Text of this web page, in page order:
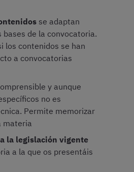
se adaptan
bases de la convocatoria.
los contenidos se han
a convocatorias
y aunque
no es
Permite memorizar
materia
la legislación vigente
a la que os presentáis